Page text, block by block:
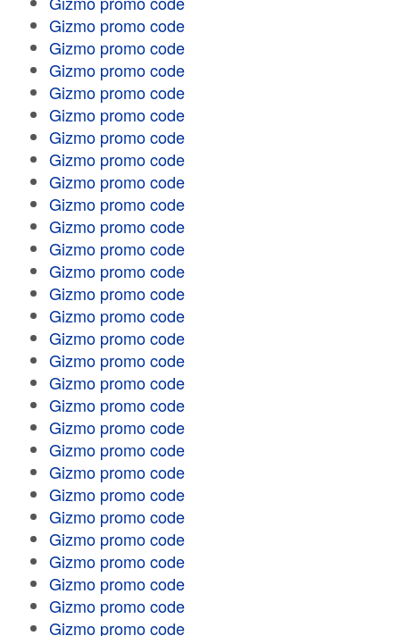
Gizmo promo code
Gizmo promo code
Gizmo promo code
Gizmo promo code
Gizmo promo code
Gizmo promo code
Gizmo promo code
Gizmo promo code
Gizmo promo code
Gizmo promo code
Gizmo promo code
Gizmo promo code
Gizmo promo code
Gizmo promo code
Gizmo promo code
Gizmo promo code
Gizmo promo code
Gizmo promo code
Gizmo promo code
Gizmo promo code
Gizmo promo code
Gizmo promo code
Gizmo promo code
Gizmo promo code
Gizmo promo code
Gizmo promo code
Gizmo promo code
Gizmo promo code